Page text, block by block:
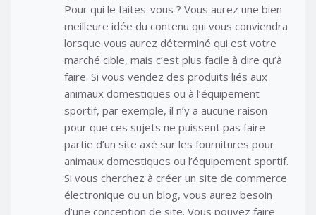
Pour qui le faites-vous ? Vous aurez une bien
meilleure idée du contenu qui vous conviendra
lorsque vous aurez déterminé qui est votre
marché cible, mais c’est plus facile à dire qu’à
faire. Si vous vendez des produits liés aux
animaux domestiques ou à l’équipement
sportif, par exemple, il n’y a aucune raison
pour que ces sujets ne puissent pas faire
partie d’un site axé sur les fournitures pour
animaux domestiques ou l’équipement sportif.
Si vous cherchez à créer un site de commerce
électronique ou un blog, vous aurez besoin
d’une conception de site. Vous pouvez faire